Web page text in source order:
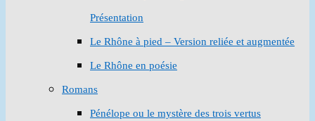
Présentation
Le Rhône à pied – Version reliée et augmentée
Le Rhône en poésie
Romans
Pénélope ou le mystère des trois vertus